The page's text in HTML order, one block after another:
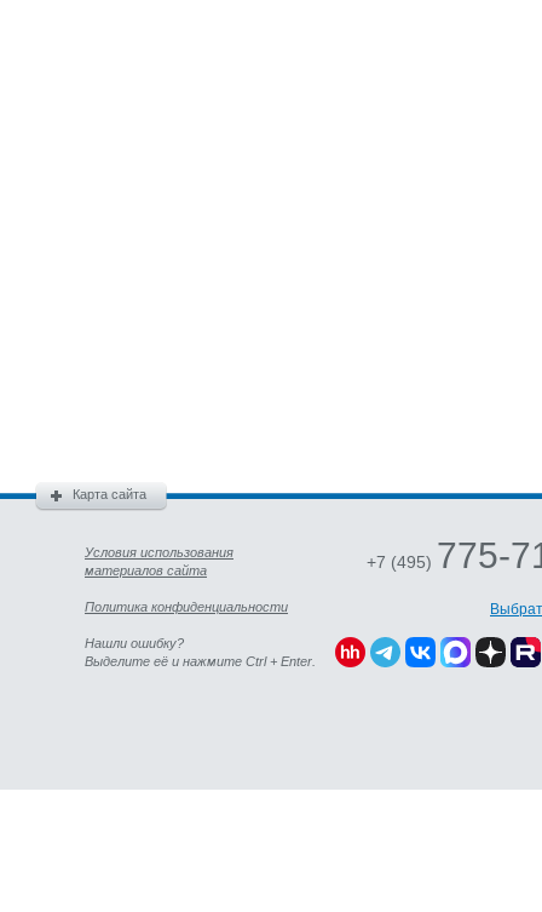
Карта сайта
Условия использования
материалов сайта
Политика конфиденциальности
Нашли ошибку?
Выделите её и нажмите Ctrl + Enter.
+7 (495) 775-